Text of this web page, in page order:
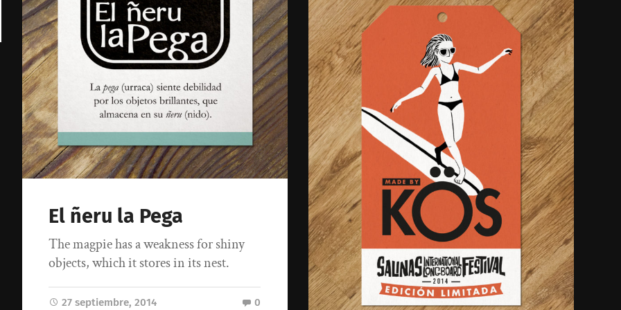
El ñeru la Pega
The magpie has a weakness for shiny
objects, which it stores in its nest.
27 septiembre, 2014 0